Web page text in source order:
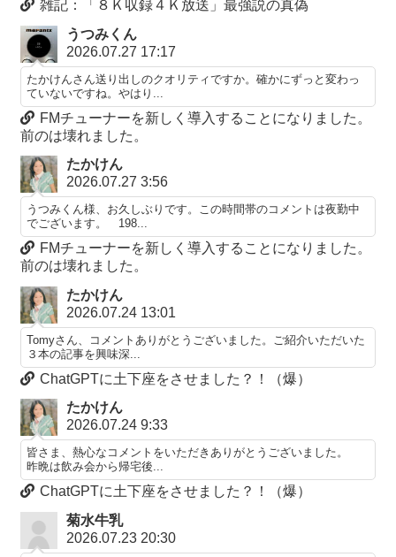
雑記：「８Ｋ収録４Ｋ放送」最強説の真偽
うつみくん
2026.07.27 17:17
たかけんさん送り出しのクオリティですか。確かにずっと変わっ
ていないですね。やはり...
FMチューナーを新しく導入することになりました。
前のは壊れました。
たかけん
2026.07.27 3:56
うつみくん様、お久しぶりです。この時間帯のコメントは夜勤中
でございます。 198...
FMチューナーを新しく導入することになりました。
前のは壊れました。
たかけん
2026.07.24 13:01
Tomyさん、コメントありがとうございました。ご紹介いただいた
３本の記事を興味深...
ChatGPTに土下座をさせました？！（爆）
たかけん
2026.07.24 9:33
皆さま、熱心なコメントをいただきありがとうございました。
昨晩は飲み会から帰宅後...
ChatGPTに土下座をさせました？！（爆）
菊水牛乳
2026.07.23 20:30